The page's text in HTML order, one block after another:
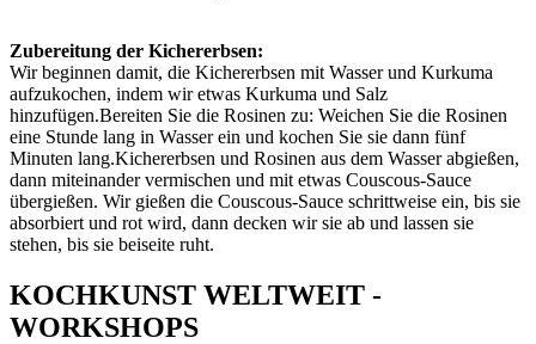
Zubereitung der Kichererbsen:
Wir beginnen damit, die Kichererbsen mit Wasser und Kurkuma
aufzukochen, indem wir etwas Kurkuma und Salz
hinzufügen.Bereiten Sie die Rosinen zu: Weichen Sie die Rosinen
eine Stunde lang in Wasser ein und kochen Sie sie dann fünf
Minuten lang.Kichererbsen und Rosinen aus dem Wasser abgießen,
dann miteinander vermischen und mit etwas Couscous-Sauce
übergießen. Wir gießen die Couscous-Sauce schrittweise ein, bis sie
absorbiert und rot wird, dann decken wir sie ab und lassen sie
stehen, bis sie beiseite ruht.
KOCHKUNST WELTWEIT -
WORKSHOPS